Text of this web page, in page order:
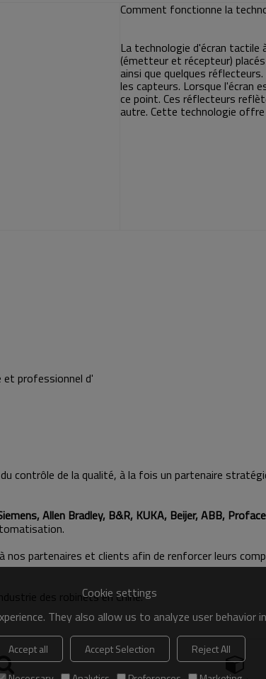
Comment fonctionne la
La technologie d'écran
(émetteur et récepteur)
ainsi que quelques
les capteurs. Lorsque l'écran
ce point. Ces réflecteurs
autre. Cette technologie
et professionnel d'
contrôle de la qualité, à la fois un partenaire
Allen Bradley, B&R, KUKA, Beijer, ABB, Proface
partenaires et clients afin de renforcer leurs
des robinets en Chine.
Cookie settings
They also allow us to analyze user
Accept all Accept Selection
Reject All